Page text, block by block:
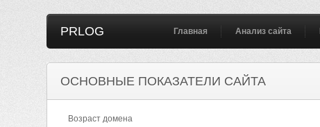
PRLOG Главная Анализ сайта
ОСНОВНЫЕ ПОКАЗАТЕЛИ САЙТА
Возраст домена